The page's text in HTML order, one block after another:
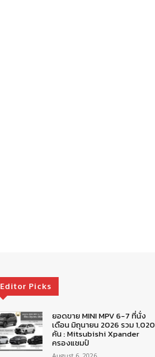
Editor Picks
ยอดขาย MINI MPV 6-7 ที่นั่ง
เดือน มิถุนายน 2026 รวม 1,020
คัน : Mitsubishi Xpander
ครองแชมป์
August 6, 2026